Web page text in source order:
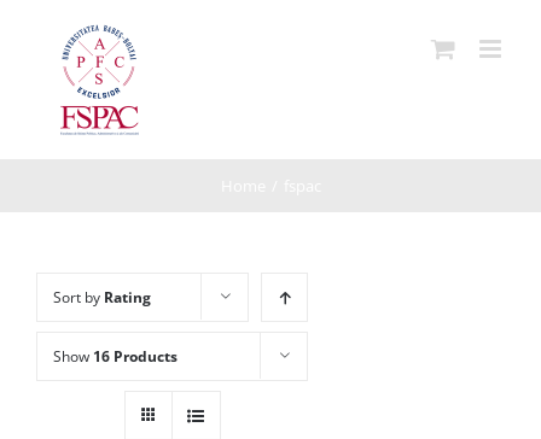
Sort by Rating
Show 16 Products